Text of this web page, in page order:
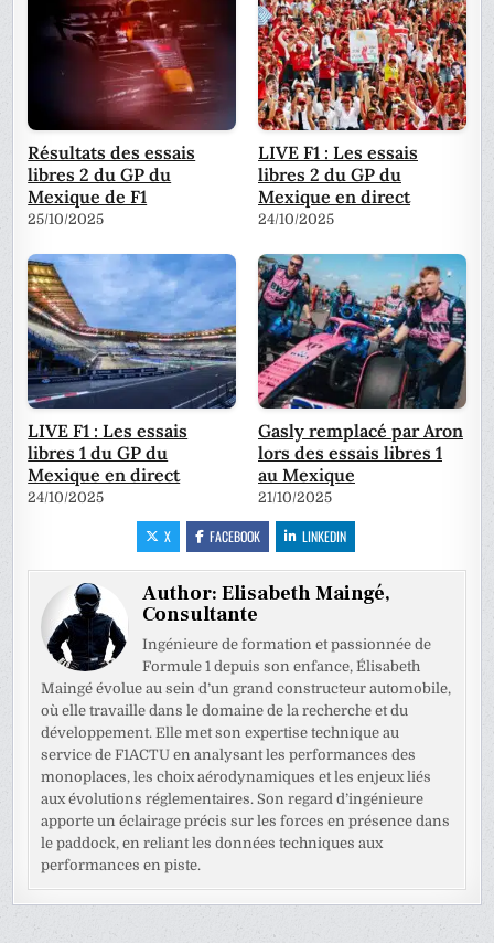
Résultats des essais
libres 2 du GP du
Mexique de F1
25/10/2025
LIVE F1 : Les essais
libres 2 du GP du
Mexique en direct
24/10/2025
LIVE F1 : Les essais
libres 1 du GP du
Mexique en direct
24/10/2025
Gasly remplacé par Aron
lors des essais libres 1
au Mexique
21/10/2025
X FACEBOOK LINKEDIN
Author:Elisabeth Maingé,
Consultante
Ingénieure de formation et passionnée de
Formule 1 depuis son enfance, Élisabeth
Maingé évolue au sein d’un grand constructeur automobile,
où elle travaille dans le domaine de la recherche et du
développement. Elle met son expertise technique au
service de F1ACTU en analysant les performances des
monoplaces, les choix aérodynamiques et les enjeux liés
aux évolutions réglementaires. Son regard d’ingénieure
apporte un éclairage précis sur les forces en présence dans
le paddock, en reliant les données techniques aux
performances en piste.